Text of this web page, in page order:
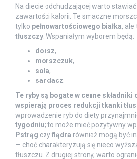
Na diecie odchudzającej warto
zawartości kalorii. Te smaczne
tylko pełnowartościowego białka, ale
tłuszczy . Wspaniałym wyborem będą:
dorsz,
morszczuk,
sola,
sandacz
Te ryby są bogate w cenne składniki
wspierają proces redukcji tkanki
wprowadzenie ryb do diety
tygodniu; to może mieć pozytywny
Pstrąg czyflądra również mogą być
— choć charakteryzują się nieco
tłuszczu. Z drugiej strony, warto